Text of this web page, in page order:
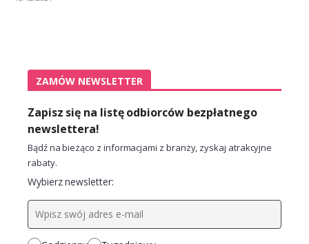
ZAMÓW NEWSLETTER
Zapisz się na listę odbiorców bezpłatnego
newslettera!
Bądź na bieżąco z informacjami z branży, zyskaj atrakcyjne
rabaty.
Wybierz newsletter: